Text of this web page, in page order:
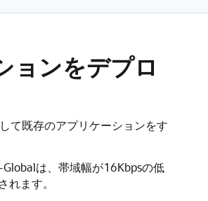
ョンをデプロ
て既存のアプリケーションをす
は、帯域幅が16Kbpsの低
ます。